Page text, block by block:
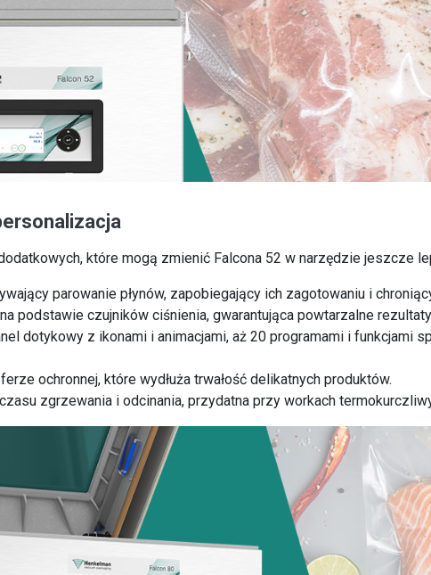
które mogą zmienić Falcona 52 w narzędzie jeszcze
parowanie płynów, zapobiegający ich zagotowaniu i
podstawie czujników ciśnienia, gwarantująca powtarzalne
dotykowy z ikonami i animacjami, aż 20 programami i funkcjami
ochronnej, które wydłuża trwałość delikatnych produktów.
zgrzewania i odcinania, przydatna przy workach